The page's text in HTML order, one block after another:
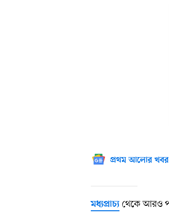
প্রথম আলোর
মধ্যপ্রাচ্য থেকে আরও